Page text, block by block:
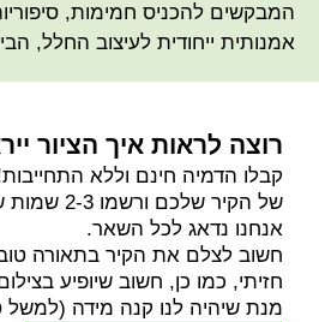
המבקשים להכניס חמימות,
אמנותית ייחודית לעיצוב החלל,
רוצה לראות איך הציור
קבלו הדמיה חינם וללא
של הקיר
אנחנו נדאג לכל השאר.
חשוב לצלם את הקיר בתאורה
חזיתי, כמו כן, חשוב שיופיע
מנת שיהיה לנו קנה מידה